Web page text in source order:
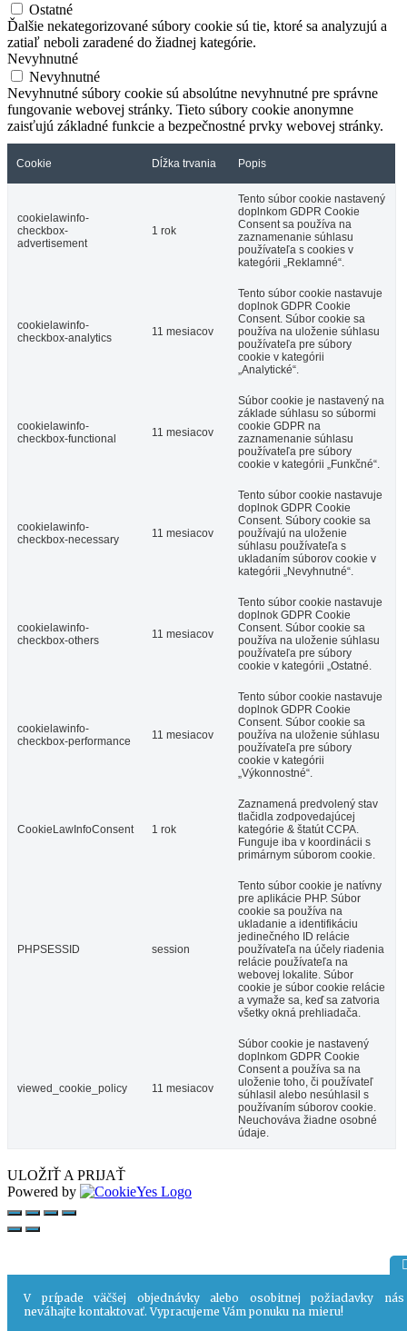
Ostatné
Ďalšie nekategorizované súbory cookie sú tie, ktoré sa analyzujú a
zatiaľ neboli zaradené do žiadnej kategórie.
Nevyhnutné
Nevyhnutné
Nevyhnutné súbory cookie sú absolútne nevyhnutné pre správne
fungovanie webovej stránky. Tieto súbory cookie anonymne
zaisťujú základné funkcie a bezpečnostné prvky webovej stránky.
Cookie Dĺžka trvania Popis
cookielawinfo-
checkbox-
advertisement
1 rok
Tento súbor cookie nastavený
doplnkom GDPR Cookie
Consent sa používa na
zaznamenanie súhlasu
používateľa s cookies v
kategórii „Reklamné“.
cookielawinfo-
checkbox-analytics
11 mesiacov
Tento súbor cookie nastavuje
doplnok GDPR Cookie
Consent. Súbor cookie sa
používa na uloženie súhlasu
používateľa pre súbory
cookie v kategórii
„Analytické“.
cookielawinfo-
checkbox-functional
11 mesiacov
Súbor cookie je nastavený na
základe súhlasu so súbormi
cookie GDPR na
zaznamenanie súhlasu
používateľa pre súbory
cookie v kategórii „Funkčné“.
cookielawinfo-
checkbox-necessary
11 mesiacov
Tento súbor cookie nastavuje
doplnok GDPR Cookie
Consent. Súbory cookie sa
používajú na uloženie
súhlasu používateľa s
ukladaním súborov cookie v
kategórii „Nevyhnutné“.
cookielawinfo-
checkbox-others
11 mesiacov
Tento súbor cookie nastavuje
doplnok GDPR Cookie
Consent. Súbor cookie sa
používa na uloženie súhlasu
používateľa pre súbory
cookie v kategórii „Ostatné.
cookielawinfo-
checkbox-performance
11 mesiacov
Tento súbor cookie nastavuje
doplnok GDPR Cookie
Consent. Súbor cookie sa
používa na uloženie súhlasu
používateľa pre súbory
cookie v kategórii
„Výkonnostné“.
CookieLawInfoConsent 1 rok
Zaznamená predvolený stav
tlačidla zodpovedajúcej
kategórie & štatút CCPA.
Funguje iba v koordinácii s
primárnym súborom cookie.
PHPSESSID session
Tento súbor cookie je natívny
pre aplikácie PHP. Súbor
cookie sa používa na
ukladanie a identifikáciu
jedinečného ID relácie
používateľa na účely riadenia
relácie používateľa na
webovej lokalite. Súbor
cookie je súbor cookie relácie
a vymaže sa, keď sa zatvoria
všetky okná prehliadača.
viewed_cookie_policy 11 mesiacov
Súbor cookie je nastavený
doplnkom GDPR Cookie
Consent a používa sa na
uloženie toho, či používateľ
súhlasil alebo nesúhlasil s
používaním súborov cookie.
Neuchováva žiadne osobné
údaje.
ULOŽIŤ A PRIJAŤ
Powered by
V prípade väčšej objednávky alebo osobitnej požiadavky nás
neváhajte kontaktovať. Vypracujeme Vám ponuku na mieru!